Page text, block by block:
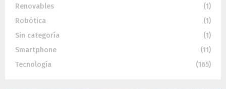
Renovables
(1)
Robótica
(1)
Sin categoría
(1)
Smartphone
(11)
Tecnología
(165)